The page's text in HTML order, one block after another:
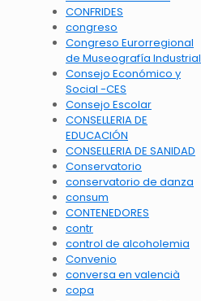
CONFRIDES
congreso
Congreso Eurorregional
de Museografía Industrial
Consejo Económico y
Social -CES
Consejo Escolar
CONSELLERIA DE
EDUCACIÓN
CONSELLERIA DE SANIDAD
Conservatorio
conservatorio de danza
consum
CONTENEDORES
contr
control de alcoholemia
Convenio
conversa en valencià
copa